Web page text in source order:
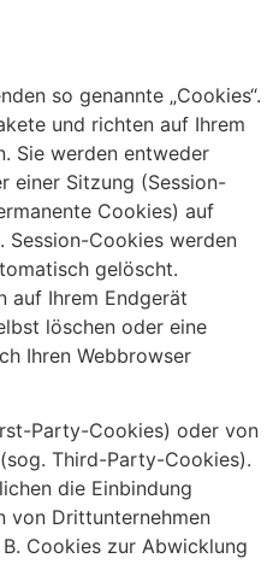
so genannte „Cookies“.
und richten auf Ihrem
Sie werden entweder
einer Sitzung (Session-
Cookies) auf
Session-Cookies werden
gelöscht.
auf Ihrem Endgerät
löschen oder eine
Ihren Webbrowser
Party-Cookies) oder von
Third-Party-Cookies).
die Einbindung
von Drittunternehmen
Cookies zur Abwicklung